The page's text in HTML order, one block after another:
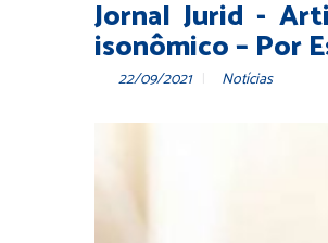
Jornal Jurid -
isonômico – Por
22/09/2021 Notícias